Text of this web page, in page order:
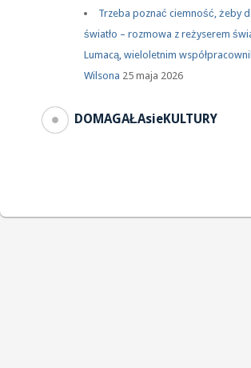
Trzeba poznać ciemność, żeby
światło – rozmowa z reżyserem
Lumacą, wieloletnim
Wilsona 25 maja 2026
DOMAGAŁAsieKULTURY